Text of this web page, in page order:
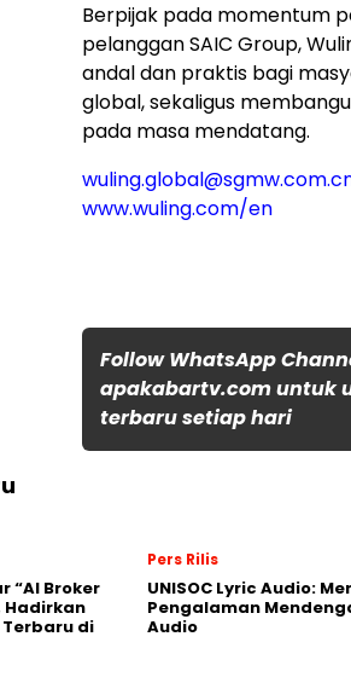
Berpijak pada momentum
pelanggan SAIC Group,
andal dan praktis bagi
global, sekaligus
pada masa mendatang.
www.wuling.com/en
Follow WhatsApp
apakabartv.com untuk
terbaru setiap hari
“AI Broker
Hadirkan
Terbaru di
Pers Rilis
UNISOC Lyric Audio:
Pengalaman
Audio